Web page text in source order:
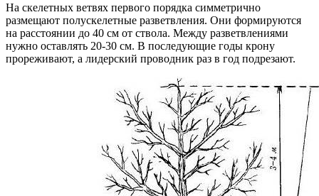
На скелетных ветвях первого порядка симметрично
размещают полускелетные разветвления. Они формируются
на расстоянии до 40 см от ствола. Между разветвлениями
нужно оставлять 20-30 см. В последующие годы крону
прореживают, а лидерский проводник раз в год подрезают.